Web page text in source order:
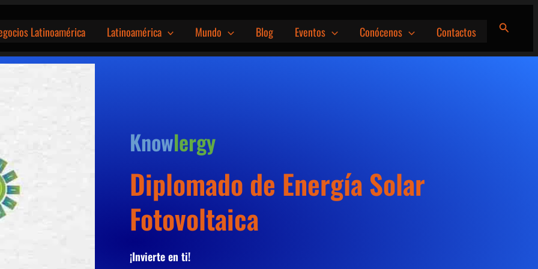
Latinoamérica Latinoamérica Mundo Blog Eventos Conócenos Contactos Buscar
Knowlergy
Diplomado de Energía Solar
Fotovoltaica
¡Invierte en ti!